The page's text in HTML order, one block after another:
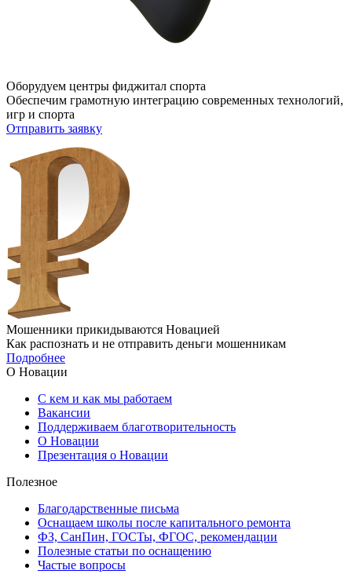
Оборудуем центры фиджитал спорта
Обеспечим грамотную интеграцию современных технологий,
игр и спорта
Отправить заявку
Мошенники прикидываются Новацией
Как распознать и не отправить деньги мошенникам
Подробнее
О Новации
С кем и как мы работаем
Вакансии
Поддерживаем благотворительность
О Новации
Презентация о Новации
Полезное
Благодарственные письма
Оснащаем школы после капитального ремонта
ФЗ, СанПин, ГОСТы, ФГОС, рекомендации
Полезные статьи по оснащению
Частые вопросы